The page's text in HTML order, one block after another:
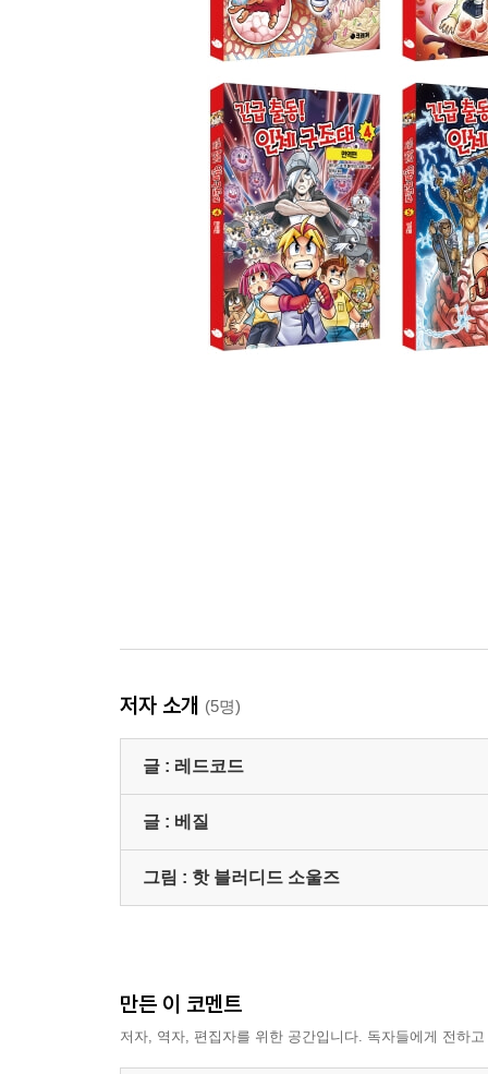
저자 소개 (5명)
글 : 레드코드
글 : 베질
그림 : 핫 블러디드 소울즈
만든 이 코멘트
저자, 역자, 편집자를 위한 공간입니다. 독자들에게 전하